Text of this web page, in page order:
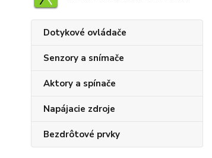
Dotykové ovládače
Senzory a snímače
Aktory a spínače
Napájacie zdroje
Bezdrôtové prvky